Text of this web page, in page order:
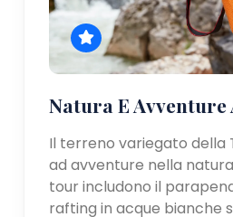
Natura E
Il terreno variegato della
ad avventure nella
tour includono il
rafting in acque bianche